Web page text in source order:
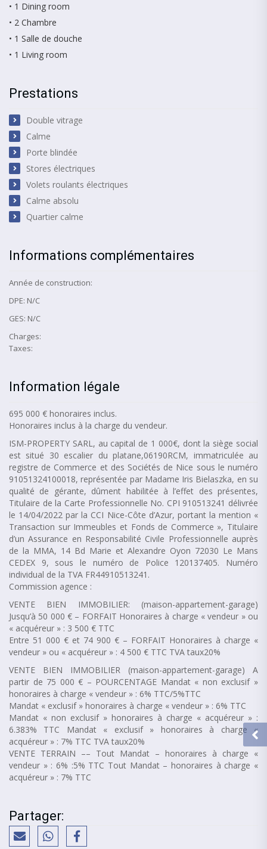
• 1 Dining room
• 2 Chambre
• 1 Salle de douche
• 1 Living room
Prestations
Double vitrage
Calme
Porte blindée
Stores électriques
Volets roulants électriques
Calme absolu
Quartier calme
Informations complémentaires
Année de construction:
DPE: N/C
GES: N/C
Charges:
Taxes:
Information légale
695 000 € honoraires inclus.
Honoraires inclus à la charge du vendeur.
ISM-PROPERTY SARL, au capital de 1 000€, dont la siège social
est situé 30 escalier du platane,06190RCM, immatriculée au
registre de Commerce et des Sociétés de Nice sous le numéro
91051324100018, représentée par Madame Iris Bielaszka, en su
qualité de gérante, dûment habilitée à l’effet des présentes,
Titulaire de la Carte Professionnelle No. CPI 910513241 délivrée
le 14/04/2022 par la CCI Nice-Côte d’Azur, portant la mention «
Transaction sur Immeubles et Fonds de Commerce », Titulaire
d’un Assurance en Responsabilité Civile Professionnelle auprès
de la MMA, 14 Bd Marie et Alexandre Oyon 72030 Le Mans
CEDEX 9, sous le numéro de Police 120137405. Numéro
individual de la TVA FR44910513241.
Commission agence :
VENTE BIEN IMMOBILIER: (maison-appartement-garage)
Jusqu’à 50 000 € – FORFAIT Honoraires à charge « vendeur » ou
« acquéreur » : 3 500 € TTC
Entre 51 000 € et 74 900 € – FORFAIT Honoraires à charge «
vendeur » ou « acquéreur » : 4 500 € TTC TVA taux20%
VENTE BIEN IMMOBILIER (maison-appartement-garage) A
partir de 75 000 € – POURCENTAGE Mandat « non exclusif »
honoraires à charge « vendeur » : 6% TTC/5%TTC
Mandat « exclusif » honoraires à charge « vendeur » : 6% TTC
Mandat « non exclusif » honoraires à charge « acquéreur » :
6.383% TTC Mandat « exclusif » honoraires à charge «
acquéreur » : 7% TTC TVA taux20%
VENTE TERRAIN –– Tout Mandat – honoraires à charge «
vendeur » : 6% :5% TTC Tout Mandat – honoraires à charge «
acquéreur » : 7% TTC
Partager: